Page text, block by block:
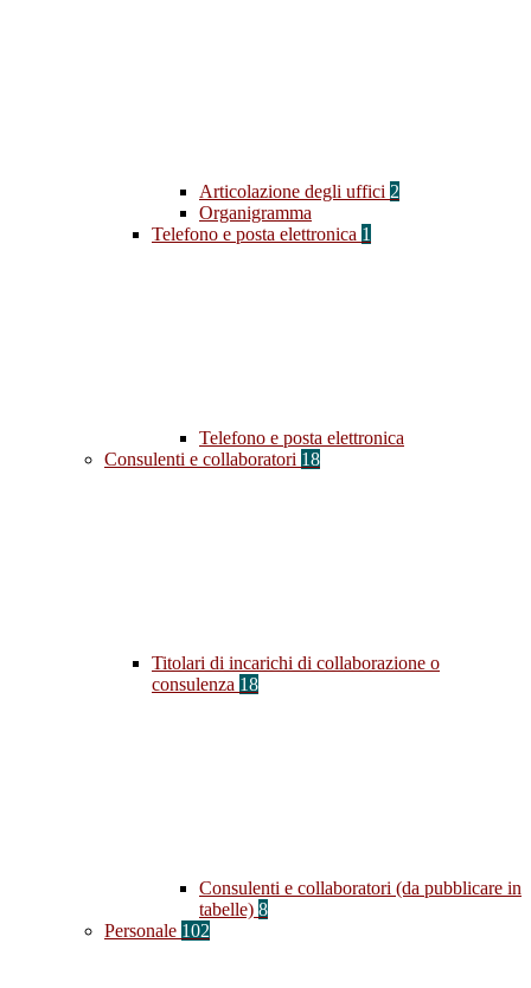
Articolazione degli uffici 2
Organigramma
Telefono e posta elettronica 1
Telefono e posta elettronica
Consulenti e collaboratori 18
Titolari di incarichi di collaborazione o
consulenza 18
Consulenti e collaboratori (da pubblicare in
tabelle) 8
Personale 102